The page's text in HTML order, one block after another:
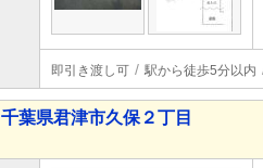
即引き渡し可 駅から徒歩5分以内
千葉県君津市久保２丁目